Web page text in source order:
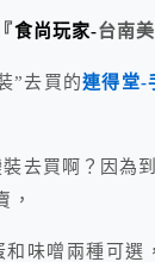
『食尚玩家-台南
”去買的連得堂-
去買啊？因為
，
和味噌兩種可選